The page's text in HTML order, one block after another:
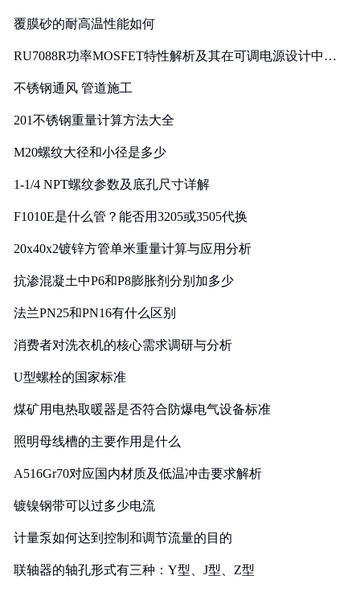
覆膜砂的耐高温性能如何
RU7088R功率MOSFET特性解析及其在可调电源设计中的
不锈钢通风 管道施工
201不锈钢重量计算方法大全
M20螺纹大径和小径是多少
1-1/4 NPT螺纹参数及底孔尺寸详解
F1010E是什么管？能否用3205或3505代换
20x40x2镀锌方管单米重量计算与应用分析
抗渗混凝土中P6和P8膨胀剂分别加多少
法兰PN25和PN16有什么区别
消费者对洗衣机的核心需求调研与分析
U型螺栓的国家标准
煤矿用电热取暖器是否符合防爆电气设备标准
照明母线槽的主要作用是什么
A516Gr70对应国内材质及低温冲击要求解析
镀镍钢带可以过多少电流
计量泵如何达到控制和调节流量的目的
联轴器的轴孔形式有三种：Y型、J型、Z型